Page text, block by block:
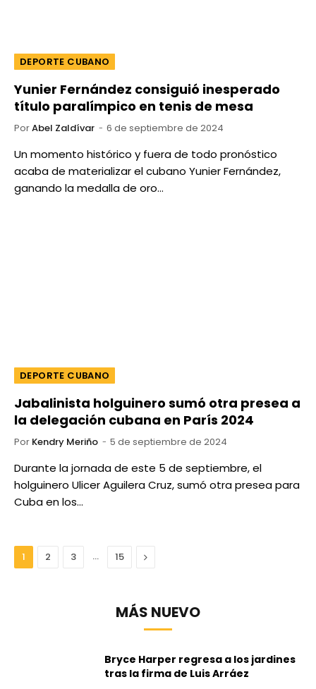
DEPORTE CUBANO
Yunier Fernández consiguió inesperado
título paralímpico en tenis de mesa
PorAbel Zaldívar 6 de septiembre de 2024
Un momento histórico y fuera de todo pronóstico
acaba de materializar el cubano Yunier Fernández,
ganando la medalla de oro…
DEPORTE CUBANO
Jabalinista holguinero sumó otra presea a
la delegación cubana en París 2024
Por Kendry Meriño 5 de septiembre de 2024
Durante la jornada de este 5 de septiembre, el
holguinero Ulicer Aguilera Cruz, sumó otra presea para
Cuba en los…
1 2 3 … 15 Next
MÁS NUEVO
Bryce Harper regresa a los jardines
tras la firma de Luis Arráez